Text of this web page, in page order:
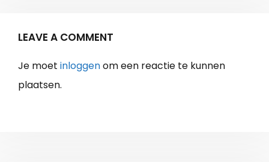
LEAVE A COMMENT
Je moet inloggenom een reactie te kunnen
plaatsen.